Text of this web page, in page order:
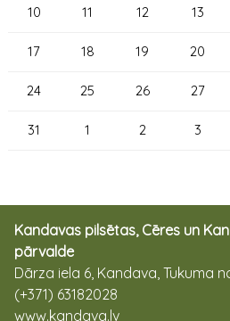
10 11 12 13
17 18 19 20
24 25 26 27
31 1 2 3
Kandavas pilsētas, Cēres un
pārvalde
Dārza iela 6, Kandava, Tukuma
(+371) 63182028
www.kandava.lv